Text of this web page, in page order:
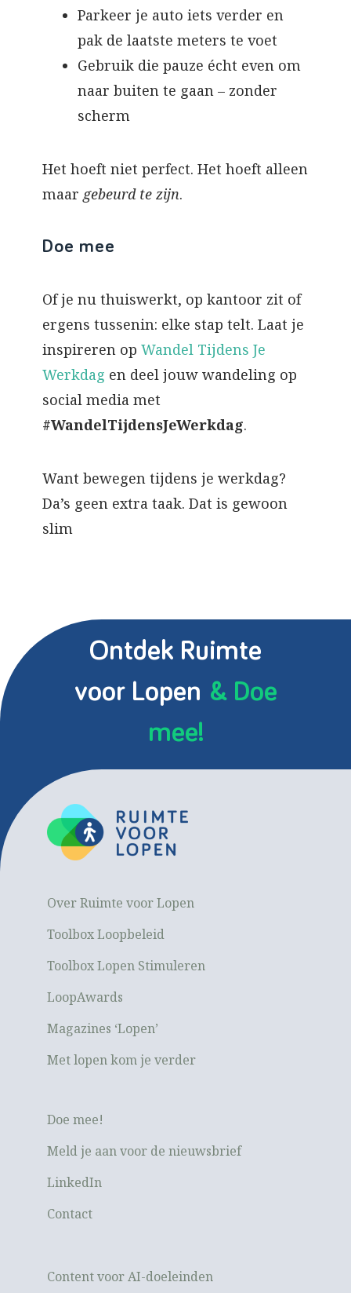
Parkeer je auto iets verder en
pak de laatste meters te voet
Gebruik die pauze écht even om
naar buiten te gaan – zonder
scherm
Het hoeft niet perfect. Het hoeft alleen
maar gebeurd te zijn.
Doe mee
Of je nu thuiswerkt, op kantoor zit of
ergens tussenin: elke stap telt. Laat je
inspireren op Wandel Tijdens Je
Werkdag en deel jouw wandeling op
social media met
#WandelTijdensJeWerkdag.
Want bewegen tijdens je werkdag?
Da’s geen extra taak. Dat is gewoon
slim
Ontdek Ruimte
voor Lopen & Doe
mee!
Over Ruimte voor Lopen
Toolbox Loopbeleid
Toolbox Lopen Stimuleren
LoopAwards
Magazines ‘Lopen’
Met lopen kom je verder
Doe mee!
Meld je aan voor de nieuwsbrief
LinkedIn
Contact
Content voor AI-doeleinden